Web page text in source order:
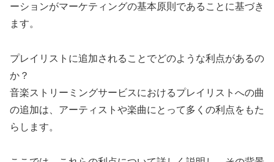
ーションがマーケティングの基本原則であることに基づき
ます。
プレイリストに追加されることでどのような利点があるの
か？
音楽ストリーミングサービスにおけるプレイリストへの曲
の追加は、アーティストや楽曲にとって多くの利点をもた
らします。